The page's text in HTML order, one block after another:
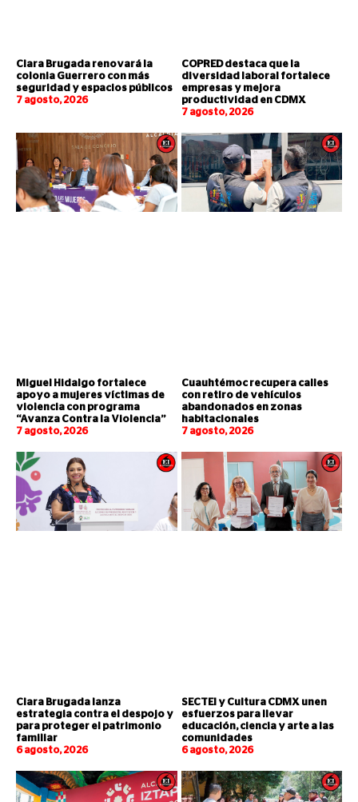
Clara Brugada renovará la
colonia Guerrero con más
seguridad y espacios públicos
7 agosto, 2026
COPRED destaca que la
diversidad laboral fortalece
empresas y mejora
productividad en CDMX
7 agosto, 2026
Miguel Hidalgo fortalece
apoyo a mujeres víctimas de
violencia con programa
“Avanza Contra la Violencia”
7 agosto, 2026
Cuauhtémoc recupera calles
con retiro de vehículos
abandonados en zonas
habitacionales
7 agosto, 2026
Clara Brugada lanza
estrategia contra el despojo y
para proteger el patrimonio
familiar
6 agosto, 2026
SECTEI y Cultura CDMX unen
esfuerzos para llevar
educación, ciencia y arte a las
comunidades
6 agosto, 2026